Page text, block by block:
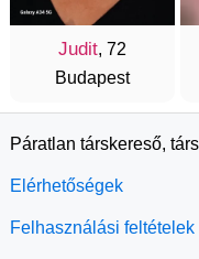
Judit, 72
Budapest
Páratlan társkereső,
Elérhetőségek
Felhasználási feltételek